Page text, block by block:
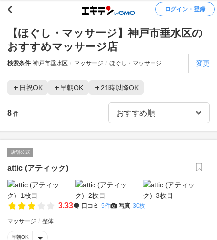
ログイン・登録
【ほぐし・マッサージ】神戸市垂水区の
おすすめマッサージ店
検索条件 神戸市垂水区 マッサージ ほぐし・マッサージ 変更
日祝OK 早朝OK 21時以降OK
8 件
店舗公式
attic (アティック)
3.33 口コミ 5件 写真 30枚
マッサージ 整体
早朝OK